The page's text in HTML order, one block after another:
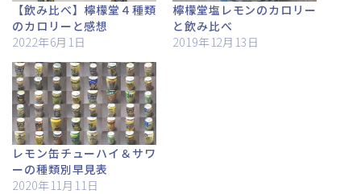
【飲み比べ】檸檬堂４種類
のカロリーと感想
2022年6月1日
檸檬堂塩レモンのカロリー
と飲み比べ
2019年12月13日
レモン缶チューハイ＆サワ
ーの種類別早見表
2020年11月11日